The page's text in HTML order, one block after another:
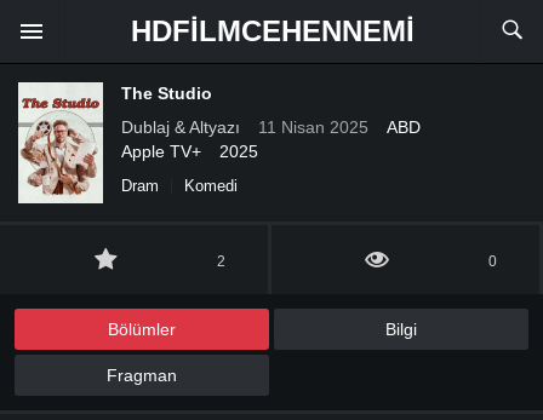
HDFILMCEHENNEMI
The Studio
Dublaj & Altyazı
11 Nisan 2025
ABD
Apple TV+
2025
Dram Komedi
2 0
Bölümler Bilgi
Fragman